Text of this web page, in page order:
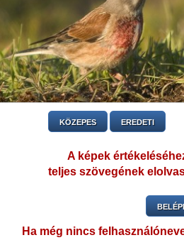
KÖZEPES EREDETI
A képek
teljes szövegének
Ha még nincs